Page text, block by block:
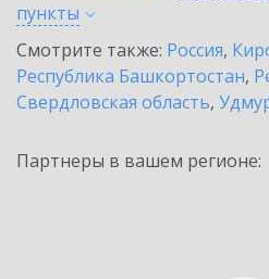
пункты
Смотрите также: Россия,
Республика Башкортостан,
Свердловская область,
Партнеры в вашем регионе: